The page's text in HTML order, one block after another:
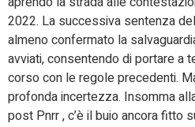
2022. La successiva sentenza
almeno confermato la
avviati, consentendo di portare a
corso con le regole precedenti.
profonda incertezza. Insomma
post Pnrr , c’è il buio ancora fitto